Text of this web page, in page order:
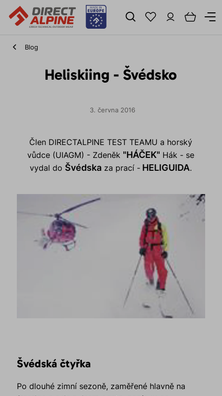
Blog
Heliskiing - Švédsko
3. června 2016
Člen DIRECTALPINE TEST TEAMU a horský
vůdce (UIAGM) - Zdeněk "HÁČEK" Hák - se
vydal do Švédska za prací - HELIGUIDA.
Švédská čtyřka
Po dlouhé zimní sezoně, zaměřené hlavně na